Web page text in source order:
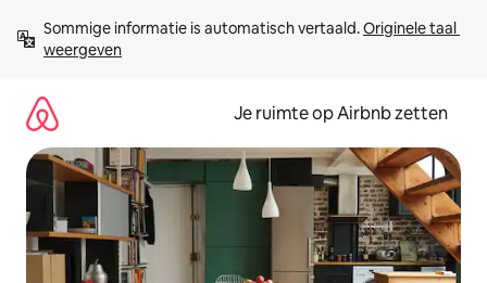
direct
naar
Sommige informatie is automatisch vertaald. Originele taal
weergeven
Je ruimte op Airbnb zetten